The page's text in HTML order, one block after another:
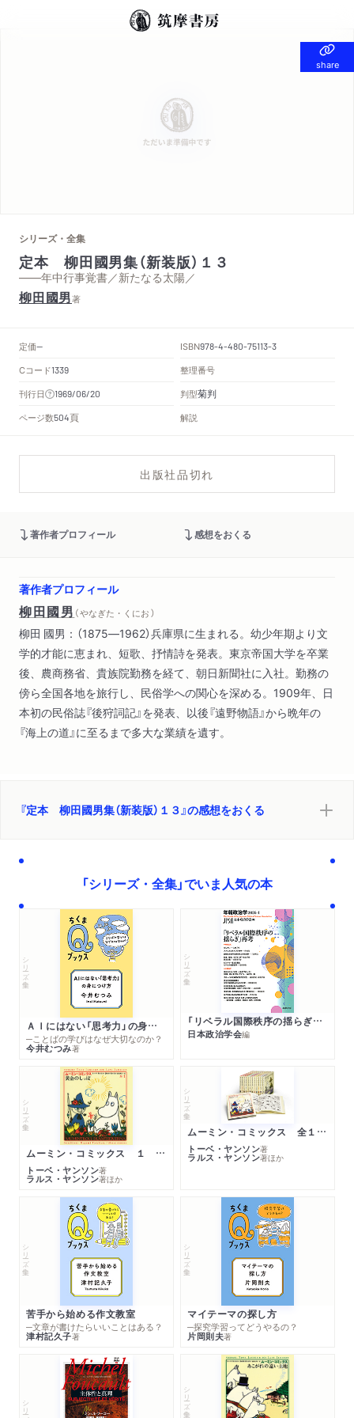
share
share
シリーズ・全集
定本 柳田國男集（新装版）１３
——年中行事覚書／新たなる太陽／
柳田國男著
定価-- ISBN978-4-480-75113-3
Cコード1339
整理番号
刊行日
1969/06/20 判型菊判
ページ数504頁 解説
出版社品切れ
著作者プロフィール 感想をおくる
著作者プロフィール
柳田國男 （ やなぎた・くにお ）
柳田 國男：（1875―1962）兵庫県に生まれる。幼少年期より文
学的才能に恵まれ、短歌、抒情詩を発表。東京帝国大学を卒業
後、農商務省、貴族院勤務を経て、朝日新聞社に入社。勤務の
傍ら全国各地を旅行し、民俗学への関心を深める。1909年、日
本初の民俗誌『後狩詞記』を発表、以後『遠野物語』から晩年の
『海上の道』に至るまで多大な業績を遺す。
『定本 柳田國男集（新装版）１３』の感想をおくる
「シリーズ・全集」でいま人気の本
シリーズ・全集
ＡＩにはない「思考力」の身につけ方
─ことばの学びはなぜ大切なのか？
今井むつみ著
シリーズ・全集
「リベラル国際秩序の揺らぎ」再考 年報政治学２０２６‐Ⅰ
日本政治学会編
シリーズ・全集
ムーミン・コミックス １ 黄金のしっぽ
トーベ・ヤンソン著
ラルス・ヤンソン著ほか
シリーズ・全集
ムーミン・コミックス 全１４巻セット
トーベ・ヤンソン著
ラルス・ヤンソン著ほか
シリーズ・全集
苦手から始める作文教室
─文章が書けたらいいことはある？
津村記久子著
シリーズ・全集
マイテーマの探し方
─探究学習ってどうやるの？
片岡則夫著
シリーズ・全集
シリーズ・全集